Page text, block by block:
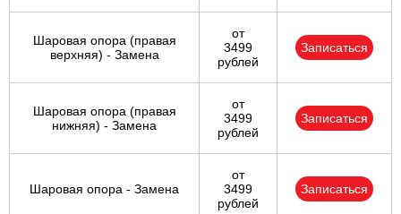
Шаровая опора (правая
верхняя) - Замена
от
3499
рублей
Записаться
Шаровая опора (правая
нижняя) - Замена
от
3499
рублей
Записаться
Шаровая опора - Замена
от
3499
рублей
Записаться